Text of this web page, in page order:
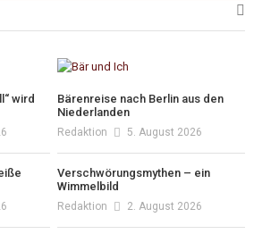
wird
Bärenreise nach Berlin aus den
Niederlanden
Redaktion 5. August 2026
Verschwörungsmythen – ein
Wimmelbild
Redaktion 2. August 2026